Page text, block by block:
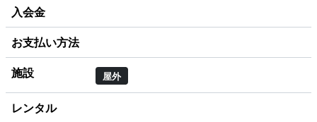
入会金
お支払い方法
施設 屋外
レンタル